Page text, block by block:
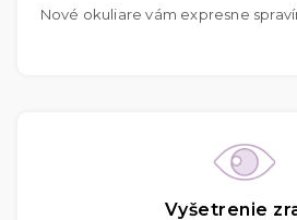
Nové okuliare vám expresne
Vyšetrenie